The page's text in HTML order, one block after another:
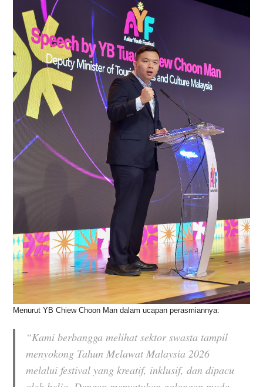
Menurut YB Chiew Choon Man dalam ucapan perasmiannya:
“Kami berbangga melihat sektor swasta tampil
menyokong Tahun Melawat Malaysia 2026
melalui festival yang kreatif, inklusif, dan dipacu